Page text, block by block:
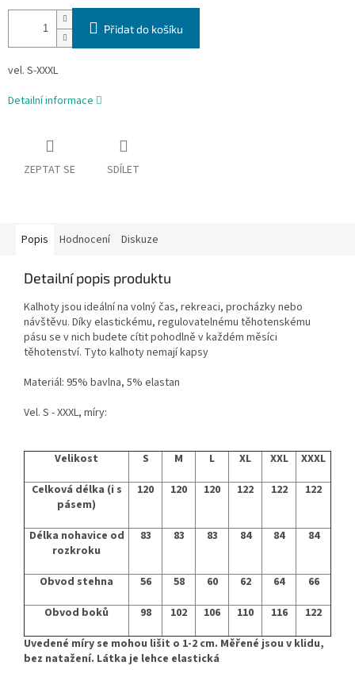
Přidat do košíku
vel. S-XXXL
Detailní informace
ZEPTAT SE SDÍLET
Popis Hodnocení Diskuze
Detailní popis produktu
Kalhoty jsou ideální na volný čas, rekreaci, procházky nebo
návštěvu. Díky elastickému, regulovatelnému těhotenskému
pásu se v nich budete cítit pohodlně v každém měsíci
těhotenství. Tyto kalhoty nemají kapsy
Materiál: 95% bavlna, 5% elastan
Vel. S - XXXL, míry:
Velikost S M L XL XXL
XXXL
Celková délka (i s
pásem)
120 120 120 122 122 122
Délka nohavice od
rozkroku
83 83 83 84 84 84
Obvod stehna 56 58 60 62 64
66
Obvod boků
98 102 106 110 116
122
Uvedené míry se mohou lišit o 1-2 cm. Měřené jsou v klidu,
bez natažení. Látka je lehce elastická